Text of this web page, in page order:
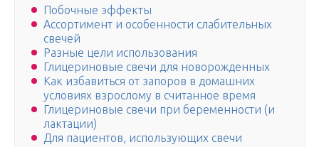
Побочные эффекты
Ассортимент и особенности слабительных
свечей
Разные цели использования
Глицериновые свечи для новорожденных
Как избавиться от запоров в домашних
условиях взрослому в считанное время
Глицериновые свечи при беременности (и
лактации)
Для пациентов, использующих свечи